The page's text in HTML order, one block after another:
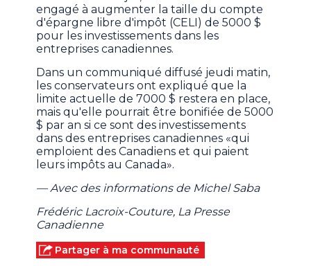
engagé à augmenter la taille du compte
d'épargne libre d'impôt (CELI) de 5000 $
pour les investissements dans les
entreprises canadiennes.
Dans un communiqué diffusé jeudi matin,
les conservateurs ont expliqué que la
limite actuelle de 7000 $ restera en place,
mais qu'elle pourrait être bonifiée de 5000
$ par an si ce sont des investissements
dans des entreprises canadiennes «qui
emploient des Canadiens et qui paient
leurs impôts au Canada».
— Avec des informations de Michel Saba
Frédéric Lacroix-Couture, La Presse
Canadienne
Partager à ma communauté